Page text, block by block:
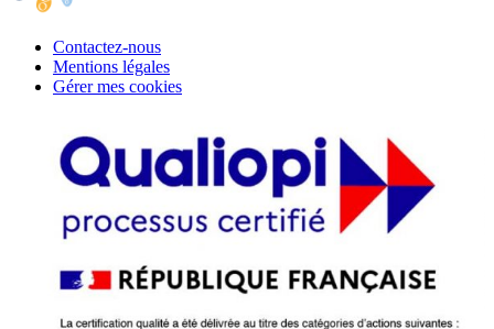
Contactez-nous
Mentions légales
Gérer mes cookies